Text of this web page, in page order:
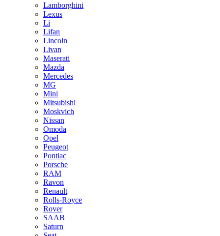
Lamborghini
Lexus
Li
Lifan
Lincoln
Livan
Maserati
Mazda
Mercedes
MG
Mini
Mitsubishi
Moskvich
Nissan
Omoda
Opel
Peugeot
Pontiac
Porsche
RAM
Ravon
Renault
Rolls-Royce
Rover
SAAB
Saturn